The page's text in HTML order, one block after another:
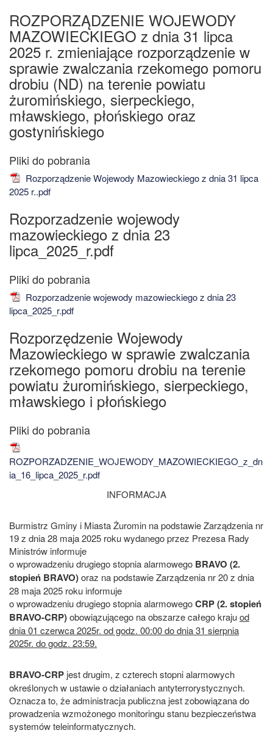
ROZPORZĄDZENIE WOJEWODY
MAZOWIECKIEGO z dnia 31 lipca
2025 r. zmieniające rozporządzenie w
sprawie zwalczania rzekomego pomoru
drobiu (ND) na terenie powiatu
żuromińskiego, sierpeckiego,
mławskiego, płońskiego oraz
gostynińskiego
Rozporządzenie Wojewody Mazowieckiego z dnia 31 lipca
2025 r..pdf
Rozporzadzenie wojewody
mazowieckiego z dnia 23
lipca_2025_r.pdf
Rozporzadzenie wojewody mazowieckiego z dnia 23
lipca_2025_r.pdf
Rozporzędzenie Wojewody
Mazowieckiego w sprawie zwalczania
rzekomego pomoru drobiu na terenie
powiatu żuromińskiego, sierpeckiego,
mławskiego i płońskiego
ROZPORZADZENIE_WOJEWODY_MAZOWIECKIEGO_z_dn
ia_16_lipca_2025_r.pdf
INFORMACJA
Burmistrz Gminy i Miasta Żuromin na podstawie Zarządzenia nr
19 z dnia 28 maja 2025 roku wydanego przez Prezesa Rady
Ministrów informuje
o wprowadzeniu drugiego stopnia alarmowego BRAVO (2.
stopień BRAVO)oraz na podstawie Zarządzenia nr 20 z dnia
28 maja 2025 roku informuje
o wprowadzeniu drugiego stopnia alarmowegoCRP (2. stopień
BRAVO-CRP)obowiązującego na obszarze całego krajuod
dnia 01 czerwca 2025r. od godz. 00:00 do dnia 31 sierpnia
2025r. do godz. 23:59.
BRAVO-CRP jest drugim, z czterech stopni alarmowych
określonych w ustawie o działaniach antyterrorystycznych.
Oznacza to, że administracja publiczna jest zobowiązana do
prowadzenia wzmożonego monitoringu stanu bezpieczeństwa
systemów teleinformatycznych.